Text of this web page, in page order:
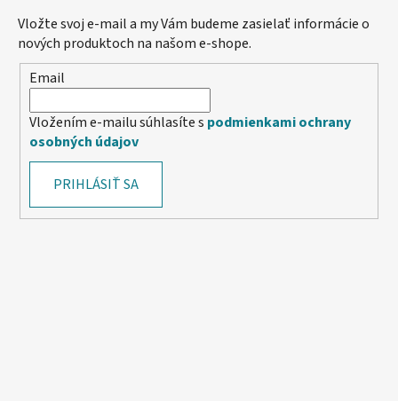
Vložte svoj e-mail a my Vám budeme zasielať informácie o
nových produktoch na našom e-shope.
Email
Vložením e-mailu súhlasíte s podmienkami ochrany
osobných údajov
PRIHLÁSIŤ SA